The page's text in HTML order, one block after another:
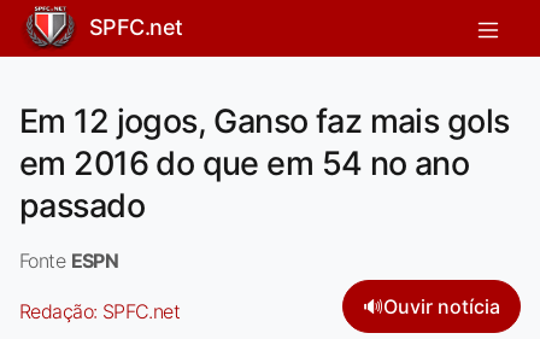
SPFC.net
Em 12 jogos, Ganso faz mais gols
em 2016 do que em 54 no ano
passado
Fonte ESPN
Redação: SPFC.net 🔊Ouvir notícia